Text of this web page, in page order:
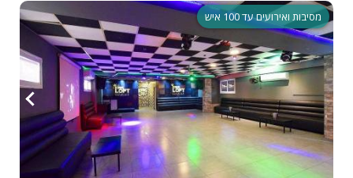
מסיבות ואירועים עד 100 איש